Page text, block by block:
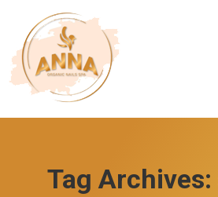
Tag Archives: